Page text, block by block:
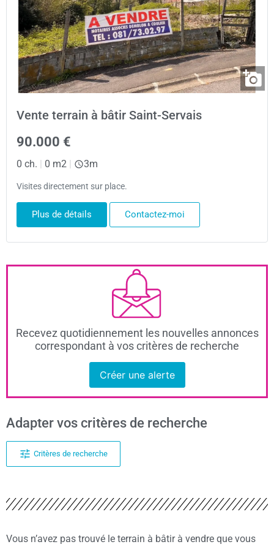
Vente terrain à bâtir Saint-Servais
90.000 €
0 ch. | 0 m2 | 3m
Visites directement sur place.
Plus de détails Contactez-moi
Recevez quotidiennement les nouvelles annonces
correspondant à vos critères de recherche
Créer une alerte
Adapter vos critères de recherche
Critères de recherche
Vous n’avez pas trouvé le terrain à bâtir à vendre que vous